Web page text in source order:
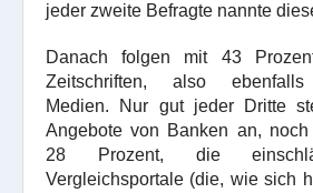
jeder zweite Befragte nannte
Danach folgen mit 43
Zeitschriften, also ebenfalls
Medien. Nur gut jeder Dritte
Angebote von Banken an,
28 Prozent, die
Vergleichsportale (die, wie sich